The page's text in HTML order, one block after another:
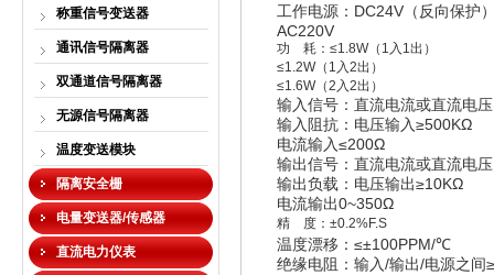
称重信号变送器
通讯信号隔离器
双通道信号隔离器
无源信号隔离器
温度变送模块
隔离安全栅
电量变送器/传感器
直流电力仪表
工作电源： DC24V（反向保护
AC220V
功 耗： ≤1.8W（ 1 入 1出）
≤1.2W（ 1 入2出）
≤1.6W（2 入2出）
输入信号：直流电流或直流电压
输入阻抗：电压输入≥500KΩ
电流输入≤200Ω
输出信号：直流电流或直流电压
输出负载：电压输出≥10KΩ
电流输出0~350Ω
精 度： ±0.2%F.S
温度漂移： ≤±100PPM/℃
绝缘电阻：输入/输出/电源之间